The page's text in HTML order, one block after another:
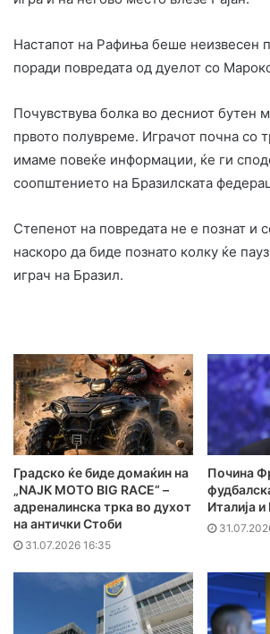
Настапот на Рафиња беше неизвесен
поради повредата од дуелот со
Почувствува болка во десниот бутен
првото полувреме. Играчот почна со
имаме повеќе информации, ќе ги
соопштението на Бразилската
Степенот на повредата не е познат и
наскоро да биде познато колку ќе
играч на Бразил.
Градско ќе биде домаќин на
„NAJK MOTO BIG RACE“ –
адреналинска трка во духот
на антички Стоби
31.07.2026 16:35
Почина
Италија